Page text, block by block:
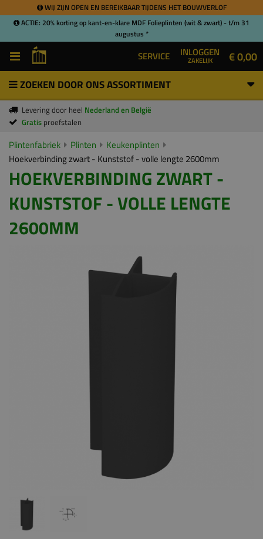
WIJ ZIJN OPEN EN BEREIKBAAR TIJDENS HET BOUWVERLOF
ACTIE: 20% korting op kant-en-klare MDF Folieplinten (wit & zwart) - t/m 31
augustus *
SERVICE INLOGGEN
ZAKELIJK € 0,00
ZOEKEN DOOR ONS ASSORTIMENT
Levering door heel Nederland en België
Gratis proefstalen
Plintenfabriek Plinten
Keukenplinten
Hoekverbinding zwart - Kunststof - volle lengte 2600mm
HOEKVERBINDING ZWART -
KUNSTSTOF - VOLLE LENGTE
2600MM